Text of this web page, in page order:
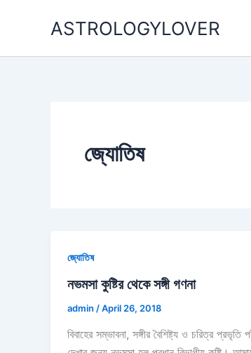
ASTROLOGYLOVER
জ্যোতিষ
জ্যোতিষ
নভমসা কুষ্টির থেকে সঙ্গী গণনা
admin /April 26, 2018
বিবাহের সম্ভাবনা, সঙ্গীর বৈশিষ্ট্য ও চরিত্র প্রভৃতি